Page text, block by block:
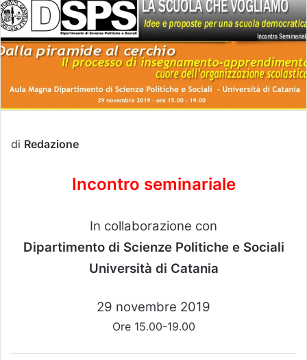
di Redazione
Incontro seminariale
In collaborazione con
Dipartimento di Scienze Politiche e Sociali
Università di Catania
29 novembre 2019
Ore 15.00-19.00